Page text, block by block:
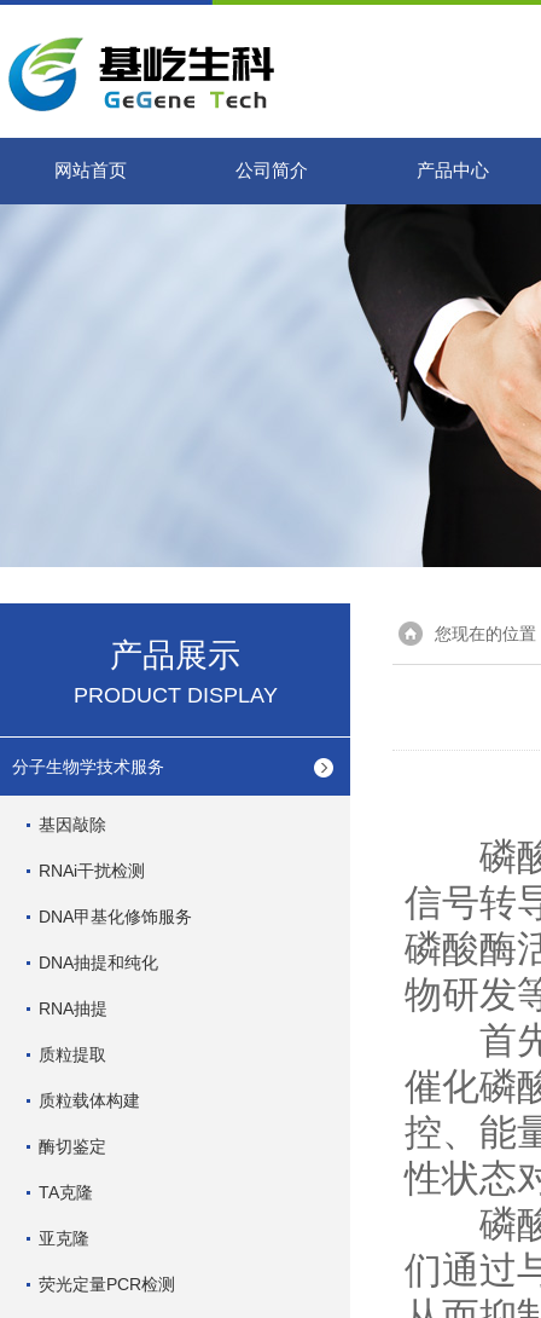
网站首页 公司简介 产品中心
产品展示
PRODUCT DISPLAY
分子生物学技术服务
基因敲除
RNAi干扰检测
DNA甲基化修饰服务
DNA抽提和纯化
RNA抽提
质粒提取
质粒载体构建
酶切鉴定
TA克隆
亚克隆
荧光定量PCR检测
您现在的位置
磷酸
信号转
磷酸酶
物研发
首先
催化磷
控、能
性状态
磷酸
们通过